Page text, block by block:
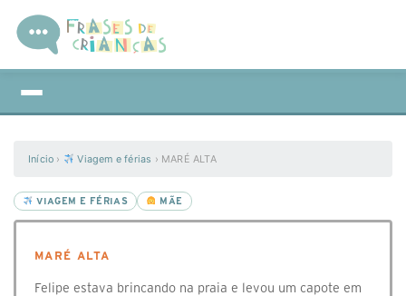
Início › Viagem e férias › MARÉ ALTA
VIAGEM E FÉRIAS MÃE
MARÉ ALTA
Felipe estava brincando na praia e levou um capote em